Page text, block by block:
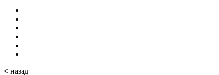
< назад